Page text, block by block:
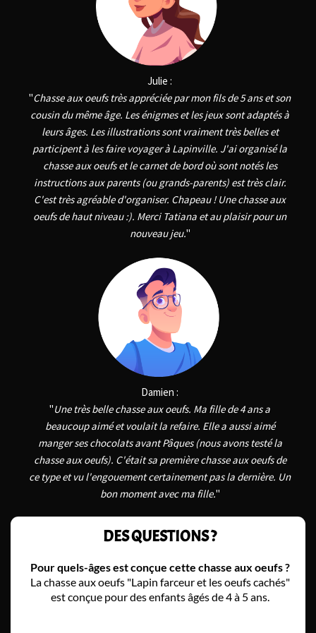
Julie :
"Chasse aux oeufs très appréciée par mon fils de 5 ans et son
cousin du même âge. Les énigmes et les jeux sont adaptés à
leurs âges. Les illustrations sont vraiment très belles et
participent à les faire voyager à Lapinville. J'ai organisé la
chasse aux oeufs et le carnet de bord où sont notés les
instructions aux parents (ou grands-parents) est très clair.
C'est très agréable d'organiser. Chapeau ! Une chasse aux
oeufs de haut niveau :). Merci Tatiana et au plaisir pour un
nouveau jeu."
Damien :
"Une très belle chasse aux oeufs. Ma fille de 4 ans a
beaucoup aimé et voulait la refaire. Elle a aussi aimé
manger ses chocolats avant Pâques (nous avons testé la
chasse aux oeufs). C'était sa première chasse aux oeufs de
ce type et vu l'engouement certainement pas la dernière. Un
bon moment avec ma fille."
DES QUESTIONS ?
Pour quels-âges est conçue cette chasse aux oeufs ?
La chasse aux oeufs "Lapin farceur et les oeufs cachés"
est conçue pour des enfants âgés de 4 à 5 ans.